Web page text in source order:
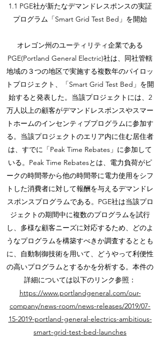
1.1 PGE社が新たなデマンドレスポンスの実証
プログラム「Smart Grid Test Bed」を開始
オレゴン州のユーティリティ企業である
PGE(Portland General Electric)社は、同社管轄
地域の３つの地区で実施する複数年のパイロッ
トプロジェクト、「Smart Grid Test Bed」を開
始すると発表した。当該プロジェクトには、2
万人以上の顧客がデマンドレスポンスやスマー
トホームのインセンティブプログラムに参加す
る。当該プロジェクトのエリア内に住む居住者
は、すでに「Peak Time Rebates」に参加して
いる。Peak Time Rebatesとは、電力負荷がピ
ークの時間帯から他の時間帯に電力使用をシフ
トした消費者に対して報酬を与えるデマンドレ
スポンスプログラムである。PGE社は当該プロ
ジェクトの期間中に複数のプログラムを試行
し、多様な顧客ニーズに対応するため、どのよ
うなプログラムを構築すべきか調査するととも
に、自動制御技術を用いて、どうやって利便性
の高いプログラムとするかを分析する。本件の
詳細については以下のリンク参照：
https://www.portlandgeneral.com/our-
company/news-room/news-releases/2019/07-
15-2019-portland-general-electrics-ambitious-
smart-grid-test-bed-launches